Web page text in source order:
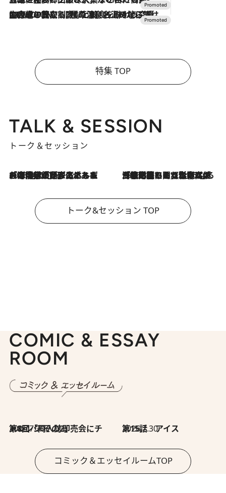
2026.7.10
NEW OPEN！【界 草津】名湯の地に誕生。趣の異なる2種の温泉と上州ならではの会席・蕎麦割烹など美食を味わう究極の癒やし旅
特集 TOP
TALK & SESSION
トーク＆セッション
2026.8.3
「今後値上げがあるとすれば…」「リスクがあるのは今年の冬」エネルギー専門家が語る、ホルムズ海峡封鎖が家庭にもたらす“ある心配” 2026.8.3
「住宅建てられない…」「サーチャージ料の高値が続いている」ホルムズ海峡封鎖による影響はいつまで続く？《エネルギー専門家に聞く“どうなる日本の暮らし”》
トーク&セッション TOP
COMIC & ESSAY
ROOM
2026.7.30
第8回「同人誌即売会にチャレンジ その2」 2026.7.30
第15話 アイス
コミック＆エッセイルームTOP